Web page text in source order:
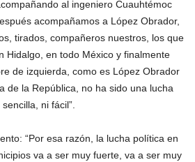
al ingeniero Cuauhtémoc
acompañamos a López Obrador,
tirados, compañeros nuestros, los que
Hidalgo, en todo México y finalmente
de izquierda, como es López Obrador
de la República, no ha sido una lucha
sencilla, ni fácil”.
“Por esa razón, la lucha política en
va a ser muy fuerte, va a ser muy